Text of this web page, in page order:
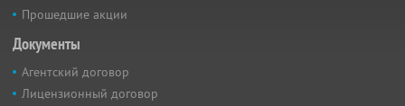
Прошедшие акции
Документы
Агентский договор
Лицензионный договор